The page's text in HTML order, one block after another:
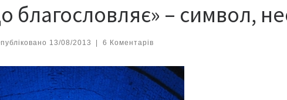
благословляє» – символ,
13/08/2013 6 Коментарів